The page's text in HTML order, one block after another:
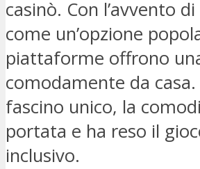
casinò. Con l’avvento
come un’opzione
piattaforme offrono
comodamente da
fascino unico, la
portata e ha reso il
inclusivo.